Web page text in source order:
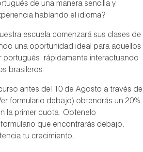
de una manera sencilla y
hablando el idioma?
escuela comenzará sus clases de
una oportunidad ideal para aquellos
portugués rápidamente interactuando
brasileros.
antes del 10 de Agosto a través de
formulario debajo) obtendrás un 20%
la primer cuota. Obtenelo
que encontrarás debajo.
tu crecimiento.